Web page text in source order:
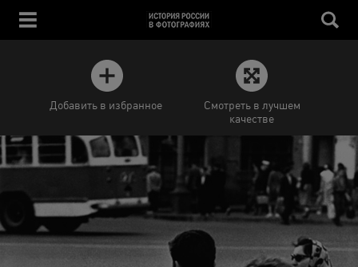
Добавить в избранное
Смотреть в лучшем
качестве